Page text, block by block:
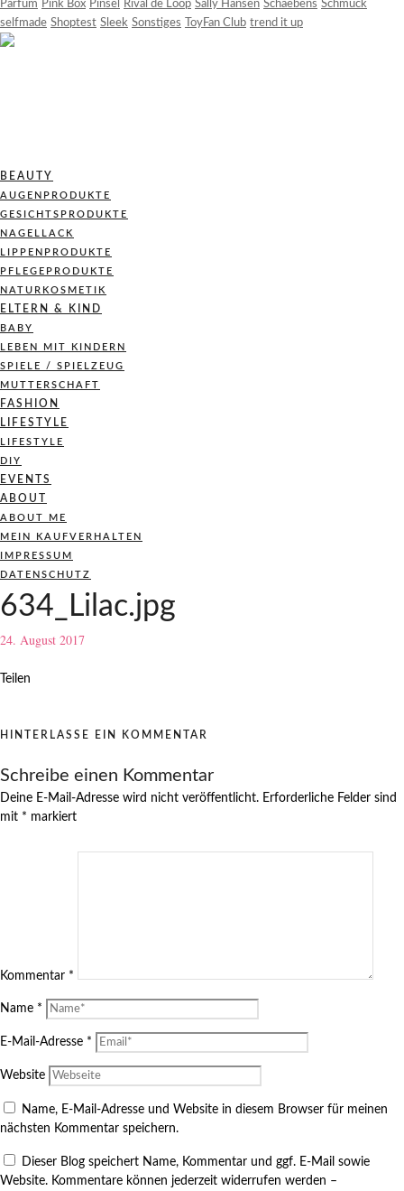
Parfüm Pink Box Pinsel Rival de Loop Sally Hansen Schaebens Schmuck
selfmade Shoptest Sleek Sonstiges ToyFan Club trend it up
BEAUTY
AUGENPRODUKTE
GESICHTSPRODUKTE
NAGELLACK
LIPPENPRODUKTE
PFLEGEPRODUKTE
NATURKOSMETIK
ELTERN & KIND
BABY
LEBEN MIT KINDERN
SPIELE / SPIELZEUG
MUTTERSCHAFT
FASHION
LIFESTYLE
LIFESTYLE
DIY
EVENTS
ABOUT
ABOUT ME
MEIN KAUFVERHALTEN
IMPRESSUM
DATENSCHUTZ
634_Lilac.jpg
24. August 2017
Teilen
HINTERLASSE EIN KOMMENTAR
Schreibe einen Kommentar
Deine E-Mail-Adresse wird nicht veröffentlicht. Erforderliche Felder sind
mit * markiert
Kommentar *
Name *
E-Mail-Adresse *
Website
Name, E-Mail-Adresse und Website in diesem Browser für meinen
nächsten Kommentar speichern.
Dieser Blog speichert Name, Kommentar und ggf. E-Mail sowie
Website. Kommentare können jederzeit widerrufen werden –